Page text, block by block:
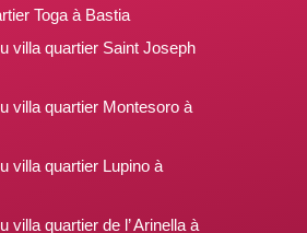
Toga à Bastia
villa quartier Saint Joseph
villa quartier Montesoro à
villa quartier Lupino à
quartier de l’ Arinella à